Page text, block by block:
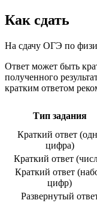
Как сдать
На сдачу ОГЭ по
Ответ может быть
полученного
кратким ответом
Тип задания
Краткий ответ
цифра)
Краткий ответ
Краткий ответ
цифр)
Развернутый